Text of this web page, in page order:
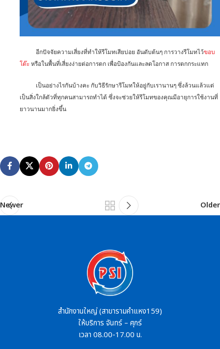
อีกปัจจัยความเสี่ยงที่ทำให้รีโมทเสียบ่อย อันดับต้นๆ การวางรีโมทไว้ขอบ
โต๊ะ หรือในพื้นที่เสี่ยงง่ายต่อการตก เพื่อป้องกันและลดโอกาส การตกกระแทก
เป็นอย่างไรกันบ้างคะ กับวิธีรักษารีโมทให้อยู่กับเรานานๆ ซึ่งล้วนแล้วแต่
เป็นสิ่งใกล้ตัวที่ทุกคนสามารถทำได้ ซึ่งจะช่วยให้รีโมทของคุณมีอายุการใช้งานที่
ยาวนานมากยิ่งขึ้น
Newer Older
สำนักงานใหญ่ (สาขารามคำแหง159)
ให้บริการ จันทร์ – ศุกร์
เวลา 08.00-17.00 น.